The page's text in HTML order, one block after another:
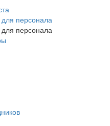
персонала
персонала